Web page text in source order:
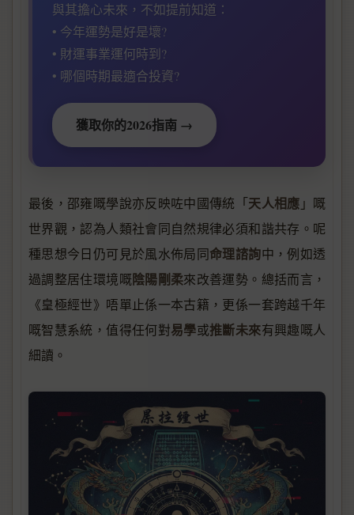
與其擔心未來，不如提前知道：
• 今年運勢是好是壞?
• 財運事業運何時到?
• 哪個時期最適合投資?
獲取你的2026指南 →
最後，邵雍嘅學說亦反映咗中國傳統「天人相應 」嘅
世界觀，認為人類社會同自然規律必須和諧共存。呢
種思想今日仍可見於風水佈局同命理諮詢中，例如透
過調整居住環境嘅陰陽剛柔來改善運勢。總括而言，
《皇極經世》唔單止係一本古籍，更係一套跨越千年
嘅智慧系統，值得任何對易學或推斷未來有興趣嘅人
細讀。